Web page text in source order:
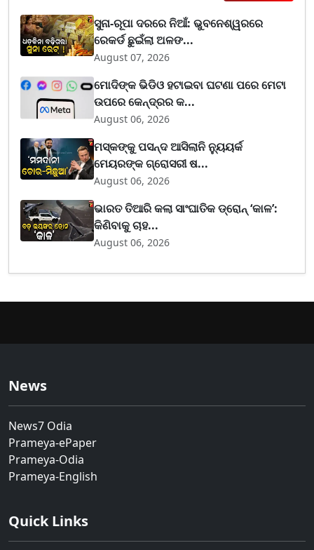
ସୁନା-ରୂପା ଦରରେ ନିଆଁ: ଭୁବନେଶ୍ୱରରେ
ରେକର୍ଡ ଛୁଇଁଲା ଅଳଙ...
August 07, 2026
ମୋଦିଙ୍କ ଭିଡିଓ ହଟାଇବା ଘଟଣା ପରେ ମେଟା
ଉପରେ କେନ୍ଦ୍ରର କ...
August 06, 2026
ମସ୍କଙ୍କୁ ପସନ୍ଦ ଆସିଲାନି ନ୍ୟୁୟର୍କ
ମେୟରଙ୍କ ଗ୍ରୋସରୀ ଷ...
August 06, 2026
ଭାରତ ତିଆରି କଲା ସାଂଘାତିକ ଡ୍ରୋନ୍ ‘କାଳ’:
କିଣିବାକୁ ଚାହ...
August 06, 2026
News
News7 Odia
Prameya-ePaper
Prameya-Odia
Prameya-English
Quick Links